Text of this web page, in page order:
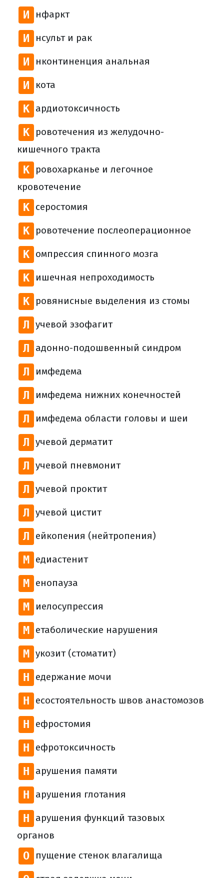
И нфаркт
И нсульт и рак
И нконтиненция анальная
И кота
К ардиотоксичность
К
ровотечения из желудочно-
кишечного тракта
К
ровохарканье и легочное
кровотечение
К серостомия
К ровотечение послеоперационное
К омпрессия спинного мозга
К ишечная непроходимость
К ровянисные выделения из стомы
Л учевой эзофагит
Л адонно-подошвенный синдром
Л имфедема
Л имфедема нижних конечностей
Л имфедема области головы и шеи
Л учевой дерматит
Л учевой пневмонит
Л учевой проктит
Л учевой цистит
Л ейкопения (нейтропения)
М едиастенит
М енопауза
М иелосупрессия
М етаболические нарушения
М укозит (стоматит)
Н едержание мочи
Н есостоятельность швов анастомозов
Н ефростомия
Н ефротоксичность
Н арушения памяти
Н арушения глотания
Н
арушения функций тазовых
органов
О пущение стенок влагалища